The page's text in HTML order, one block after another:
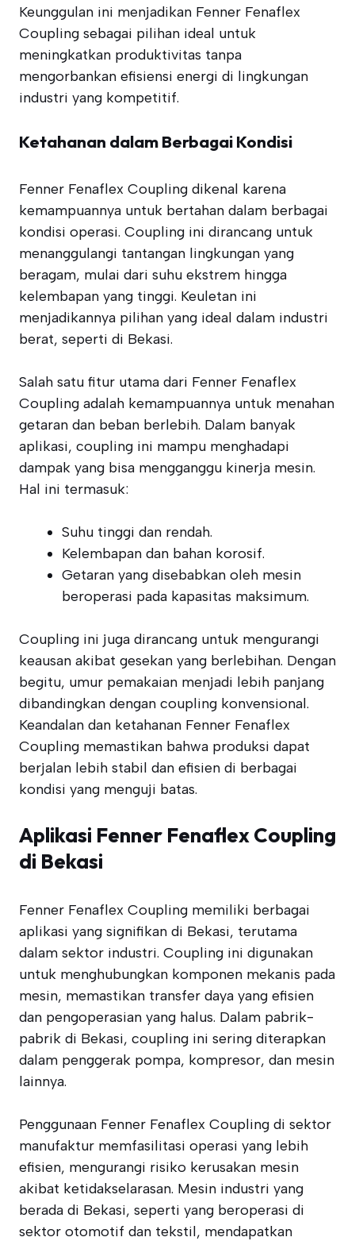
Keunggulan ini menjadikan Fenner Fenaflex
Coupling sebagai pilihan ideal untuk
meningkatkan produktivitas tanpa
mengorbankan efisiensi energi di lingkungan
industri yang kompetitif.
Ketahanan dalam Berbagai Kondisi
Fenner Fenaflex Coupling dikenal karena
kemampuannya untuk bertahan dalam berbagai
kondisi operasi. Coupling ini dirancang untuk
menanggulangi tantangan lingkungan yang
beragam, mulai dari suhu ekstrem hingga
kelembapan yang tinggi. Keuletan ini
menjadikannya pilihan yang ideal dalam industri
berat, seperti di Bekasi.
Salah satu fitur utama dari Fenner Fenaflex
Coupling adalah kemampuannya untuk menahan
getaran dan beban berlebih. Dalam banyak
aplikasi, coupling ini mampu menghadapi
dampak yang bisa mengganggu kinerja mesin.
Hal ini termasuk:
Suhu tinggi dan rendah.
Kelembapan dan bahan korosif.
Getaran yang disebabkan oleh mesin
beroperasi pada kapasitas maksimum.
Coupling ini juga dirancang untuk mengurangi
keausan akibat gesekan yang berlebihan. Dengan
begitu, umur pemakaian menjadi lebih panjang
dibandingkan dengan coupling konvensional.
Keandalan dan ketahanan Fenner Fenaflex
Coupling memastikan bahwa produksi dapat
berjalan lebih stabil dan efisien di berbagai
kondisi yang menguji batas.
Aplikasi Fenner Fenaflex Coupling
di Bekasi
Fenner Fenaflex Coupling memiliki berbagai
aplikasi yang signifikan di Bekasi, terutama
dalam sektor industri. Coupling ini digunakan
untuk menghubungkan komponen mekanis pada
mesin, memastikan transfer daya yang efisien
dan pengoperasian yang halus. Dalam pabrik-
pabrik di Bekasi, coupling ini sering diterapkan
dalam penggerak pompa, kompresor, dan mesin
lainnya.
Penggunaan Fenner Fenaflex Coupling di sektor
manufaktur memfasilitasi operasi yang lebih
efisien, mengurangi risiko kerusakan mesin
akibat ketidakselarasan. Mesin industri yang
berada di Bekasi, seperti yang beroperasi di
sektor otomotif dan tekstil, mendapatkan